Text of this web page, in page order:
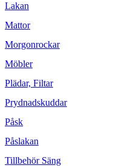
Lakan
Mattor
Morgonrockar
Möbler
Plädar, Filtar
Prydnadskuddar
Påsk
Påslakan
Tillbehör Säng